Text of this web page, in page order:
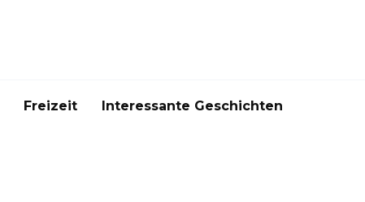
Freizeit Interessante Geschichten